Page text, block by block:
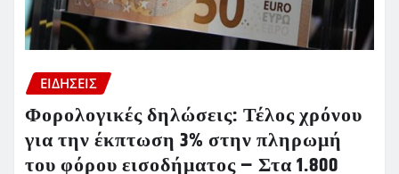
ΕΙΔΗΣΕΙΣ
Φορολογικές δηλώσεις: Τέλος χρόνου
για την έκπτωση 3% στην πληρωμή
του φόρου εισοδήματος – Στα 1.800